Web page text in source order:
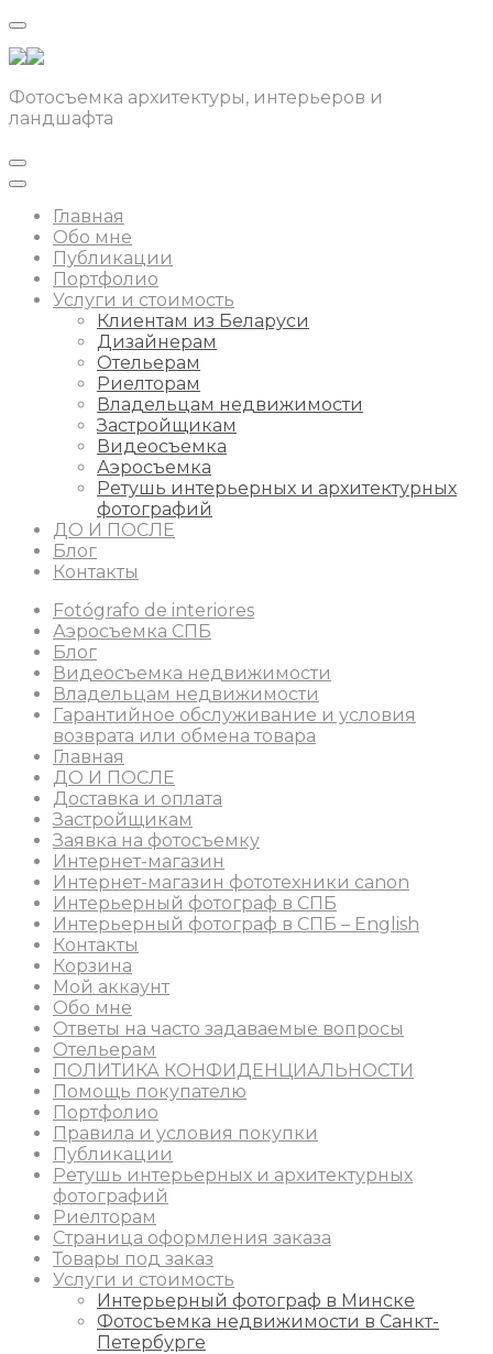
Фотосъемка архитектуры, интерьеров и
ландшафта
Главная
Обо мне
Публикации
Портфолио
Услуги и стоимость
Клиентам из Беларуси
Дизайнерам
Отельерам
Риелторам
Владельцам недвижимости
Застройщикам
Видеосъемка
Аэросъемка
Ретушь интерьерных и архитектурных
фотографий
ДО И ПОСЛЕ
Блог
Контакты
Fotógrafo de interiores
Аэросъемка СПБ
Блог
Видеосъемка недвижимости
Владельцам недвижимости
Гарантийное обслуживание и условия
возврата или обмена товара
Главная
ДО И ПОСЛЕ
Доставка и оплата
Застройщикам
Заявка на фотосъемку
Интернет-магазин
Интернет-магазин фототехники canon
Интерьерный фотограф в СПБ
Интерьерный фотограф в СПБ – English
Контакты
Корзина
Мой аккаунт
Обо мне
Ответы на часто задаваемые вопросы
Отельерам
ПОЛИТИКА КОНФИДЕНЦИАЛЬНОСТИ
Помощь покупателю
Портфолио
Правила и условия покупки
Публикации
Ретушь интерьерных и архитектурных
фотографий
Риелторам
Страница оформления заказа
Товары под заказ
Услуги и стоимость
Интерьерный фотограф в Минске
Фотосъемка недвижимости в Санкт-
Петербурге